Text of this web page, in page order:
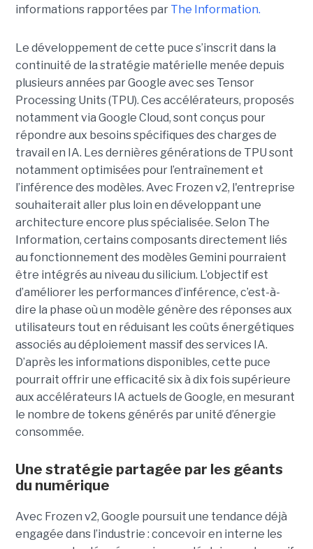
informations rapportées par The Information.
Le développement de cette puce s’inscrit dans la
continuité de la stratégie matérielle menée depuis
plusieurs années par Google avec ses Tensor
Processing Units (TPU). Ces accélérateurs, proposés
notamment via Google Cloud, sont conçus pour
répondre aux besoins spécifiques des charges de
travail en IA. Les dernières générations de TPU sont
notamment optimisées pour l’entraînement et
l’inférence des modèles. Avec Frozen v2, l'entreprise
souhaiterait aller plus loin en développant une
architecture encore plus spécialisée. Selon The
Information, certains composants directement liés
au fonctionnement des modèles Gemini pourraient
être intégrés au niveau du silicium. L’objectif est
d’améliorer les performances d’inférence, c’est-à-
dire la phase où un modèle génère des réponses aux
utilisateurs tout en réduisant les coûts énergétiques
associés au déploiement massif des services IA.
D’après les informations disponibles, cette puce
pourrait offrir une efficacité six à dix fois supérieure
aux accélérateurs IA actuels de Google, en mesurant
le nombre de tokens générés par unité d’énergie
consommée.
Une stratégie partagée par les géants
du numérique
Avec Frozen v2, Google poursuit une tendance déjà
engagée dans l’industrie : concevoir en interne les